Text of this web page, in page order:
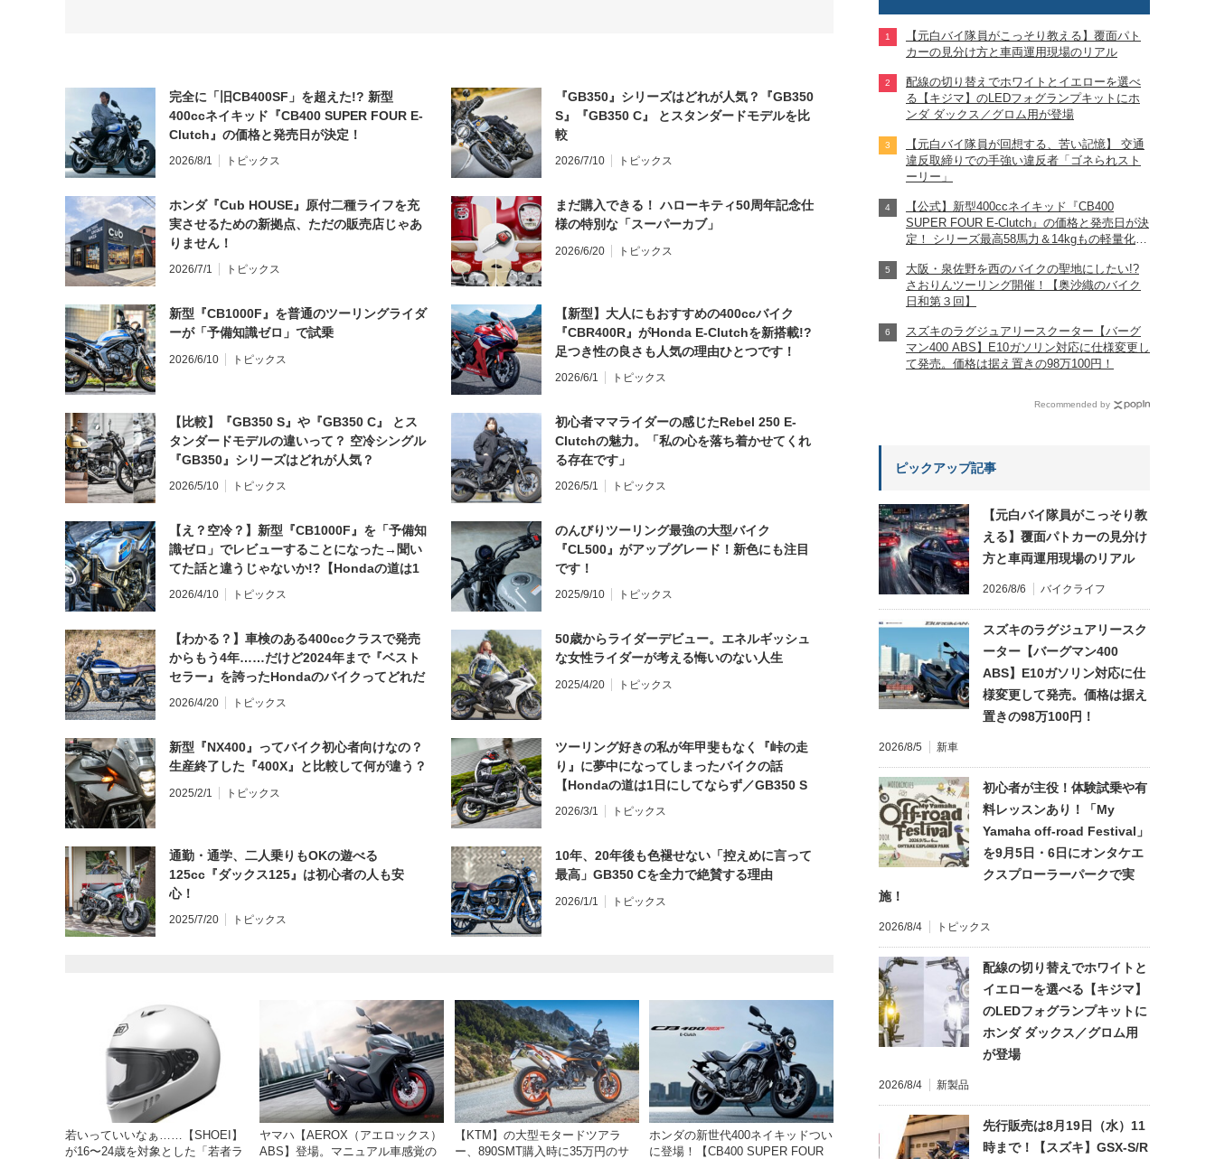
完全に「旧CB400SF」を超えた!? 新型
400ccネイキッド『CB400 SUPER FOUR E-
Clutch』の価格と発売日が決定！
2026/8/1 トピックス
『GB350』シリーズはどれが人気？『GB350
S』『GB350 C』 とスタンダードモデルを比
較
2026/7/10 トピックス
ホンダ『Cub HOUSE』原付二種ライフを充
実させるための新拠点、ただの販売店じゃあ
りません！
2026/7/1 トピックス
まだ購入できる！ ハローキティ50周年記念仕
様の特別な「スーパーカブ」
2026/6/20 トピックス
新型『CB1000F』を普通のツーリングライダ
ーが「予備知識ゼロ」で試乗
2026/6/10 トピックス
【新型】大人にもおすすめの400ccバイク
『CBR400R』がHonda E-Clutchを新搭載!?
足つき性の良さも人気の理由ひとつです！
2026/6/1 トピックス
【比較】『GB350 S』や『GB350 C』 とス
タンダードモデルの違いって？ 空冷シングル
『GB350』シリーズはどれが人気？
2026/5/10 トピックス
初心者ママライダーの感じたRebel 250 E-
Clutchの魅力。「私の心を落ち着かせてくれ
る存在です」
2026/5/1 トピックス
【え？空冷？】新型『CB1000F』を「予備知
識ゼロ」でレビューすることになった→聞い
てた話と違うじゃないか!?【Hondaの道は1
日にしてならず／CB1000F ①第一印象 編】
2026/4/10 トピックス
のんびりツーリング最強の大型バイク
『CL500』がアップグレード！新色にも注目
です！
2025/9/10 トピックス
【わかる？】車検のある400ccクラスで発売
からもう4年……だけど2024年まで『ベスト
セラー』を誇ったHondaのバイクってどれだ
と思う？
2026/4/20 トピックス
50歳からライダーデビュー。エネルギッシュ
な女性ライダーが考える悔いのない人生
2025/4/20 トピックス
新型『NX400』ってバイク初心者向けなの？
生産終了した『400X』と比較して何が違う？
2025/2/1 トピックス
ツーリング好きの私が年甲斐もなく『峠の走
り』に夢中になってしまったバイクの話
【Hondaの道は1日にしてならず／GB350 S
インプレ・レビュー 前編】
2026/3/1 トピックス
通勤・通学、二人乗りもOKの遊べる
125cc『ダックス125』は初心者の人も安
心！
2025/7/20 トピックス
10年、20年後も色褪せない「控えめに言って
最高」GB350 Cを全力で絶賛する理由
2026/1/1 トピックス
若いっていいなぁ……【SHOEI】
が16〜24歳を対象とした「若者ラ
ヤマハ【AEROX（アエロックス）
ABS】登場。マニュアル車感覚の
【KTM】の大型モタードツアラ
ー、890SMT購入時に35万円のサ
ホンダの新世代400ネイキッドつい
に登場！【CB400 SUPER FOUR
【元白バイ隊員がこっそり教える】覆面パト
カーの見分け方と車両運用現場のリアル
配線の切り替えでホワイトとイエローを選べ
る【キジマ】のLEDフォグランプキットにホ
ンダ ダックス／グロム用が登場
【元白バイ隊員が回想する、苦い記憶】 交通
違反取締りでの手強い違反者「ゴネられスト
ーリー」
【公式】新型400ccネイキッド『CB400
SUPER FOUR E-Clutch』の価格と発売日が決
定！ シリーズ最高58馬力＆14kgもの軽量化!?
【Honda2026新車ニュース】
大阪・泉佐野を西のバイクの聖地にしたい!?
さおりんツーリング開催！【奥沙織のバイク
日和第３回】
スズキのラグジュアリースクーター【バーグ
マン400 ABS】E10ガソリン対応に仕様変更し
て発売。価格は据え置きの98万100円！
Recommended by
ピックアップ記事
【元白バイ隊員がこっそり教
える】覆面パトカーの見分け
方と車両運用現場のリアル
2026/8/6 バイクライフ
スズキのラグジュアリースク
ーター【バーグマン400
ABS】E10ガソリン対応に仕
様変更して発売。価格は据え
置きの98万100円！
2026/8/5 新車
初心者が主役！体験試乗や有
料レッスンあり！「My
Yamaha off-road Festival」
を9月5日・6日にオンタケエ
クスプローラーパークで実
施！
2026/8/4 トピックス
配線の切り替えでホワイトと
イエローを選べる【キジマ】
のLEDフォグランプキットに
ホンダ ダックス／グロム用
が登場
2026/8/4 新製品
先行販売は8月19日（水）11
時まで！【スズキ】GSX-S/R